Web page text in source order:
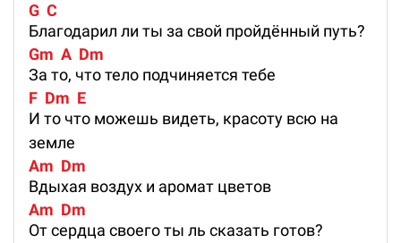
G  C
Благодарил ли ты за свой пройдённый путь?
Gm  A  Dm
За то, что тело подчиняется тебе
F  Dm  E
И то что можешь видеть, красоту всю на
земле
Am  Dm
Вдыхая воздух и аромат цветов
Am  Dm
От сердца своего ты ль сказать готов?